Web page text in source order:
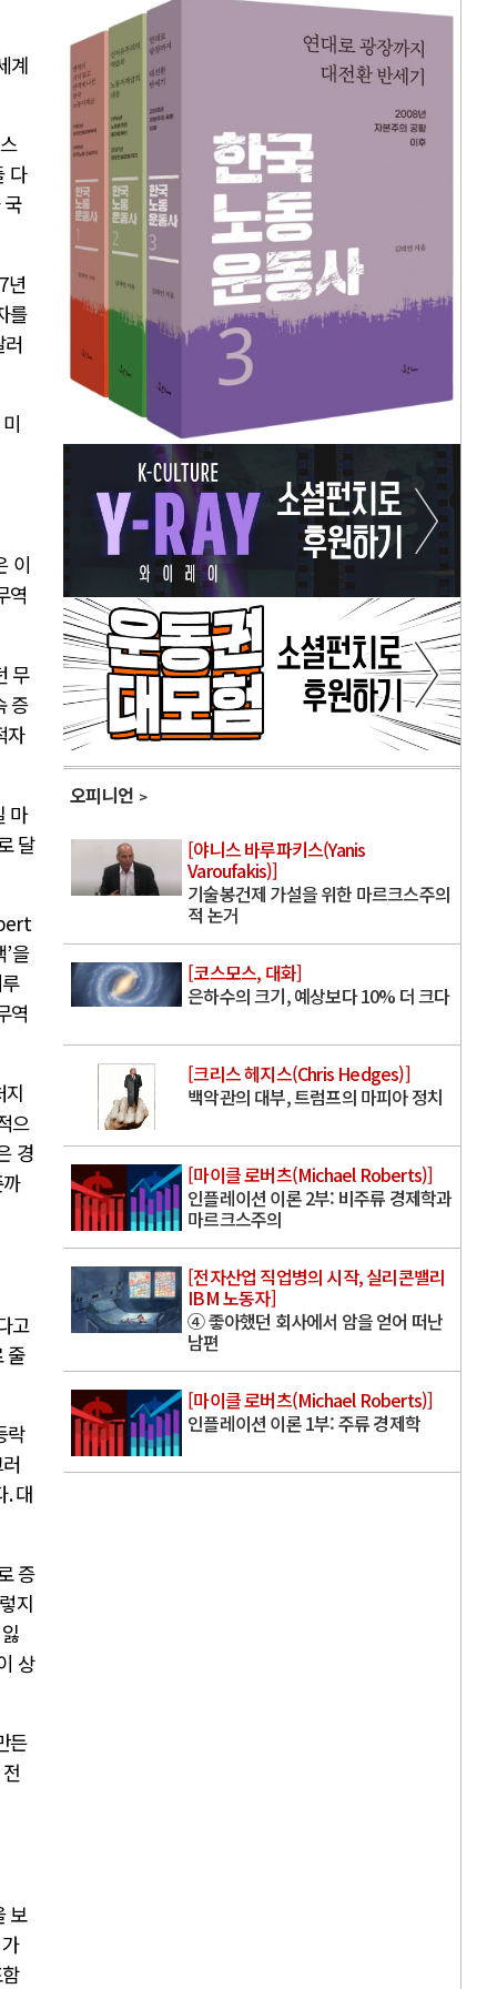
계
다
년
를
러
이
역
무
증
자
마
달
’을
역
지
으
경
고
줄
락
.대
증
지
상
든
보
오피니언
[야니스 바루파키스(Yanis
Varoufakis)]
기술봉건제 가설을 위한 마르크스주의
적 논거
[코스모스, 대화]
은하수의 크기, 예상보다 10% 더 크다
[크리스 헤지스(Chris Hedges)]
백악관의 대부, 트럼프의 마피아 정치
[마이클 로버츠(Michael Roberts)]
인플레이션 이론 2부: 비주류 경제학과
마르크스주의
[전자산업 직업병의 시작, 실리콘밸리
IBM 노동자]
④ 좋아했던 회사에서 암을 얻어 떠난
남편
[마이클 로버츠(Michael Roberts)]
인플레이션 이론 1부: 주류 경제학